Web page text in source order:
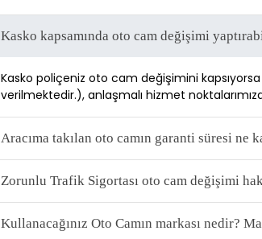
Kasko kapsamında oto cam değişimi
Kasko poliçeniz oto cam değişimini
verilmektedir.), anlaşmalı hizmet
Aracıma takılan oto camın garanti süresi ne
Zorunlu Trafik Sigortası oto cam değişimi
Kullanacağınız Oto Camın markası nedir?